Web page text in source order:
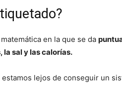
en la que se da
sal y las calorías.
estamos lejos de conseguir un